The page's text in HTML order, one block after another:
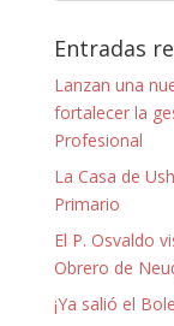
Entradas
Lanzan una
fortalecer la
Profesional
La Casa de
Primario
El P. Osvaldo
Obrero de
¡Ya salió el